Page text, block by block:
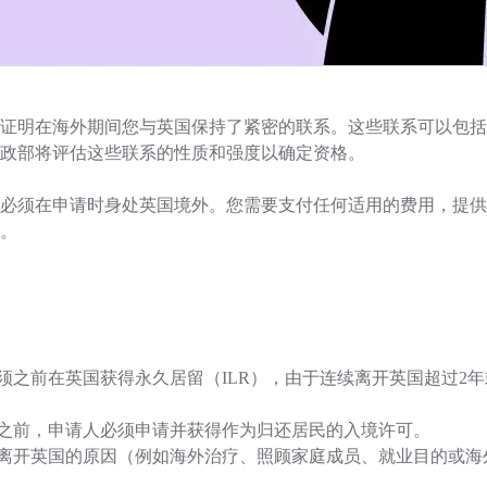
明在海外期间您与英国保持了紧密的联系。这些联系可以包
部将评估这些联系的性质和强度以确定资格。
须在申请时身处英国境外。您需要支付任何适用的费用，提
之前在英国获得永久居留（ILR），由于连续离开英国超过2
前，申请人必须申请并获得作为归还居民的入境许可。
开英国的原因（例如海外治疗、照顾家庭成员、就业目的或